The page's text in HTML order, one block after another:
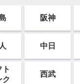
阪神
中日
ト
ク
西武